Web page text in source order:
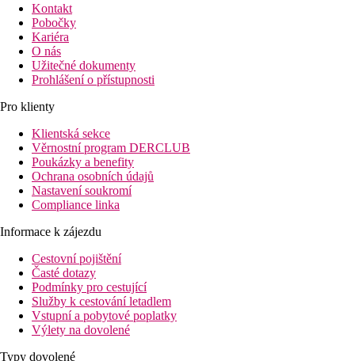
Kontakt
Pobočky
Kariéra
O nás
Užitečné dokumenty
Prohlášení o přístupnosti
Pro klienty
Klientská sekce
Věrnostní program DERCLUB
Poukázky a benefity
Ochrana osobních údajů
Nastavení soukromí
Compliance linka
Informace k zájezdu
Cestovní pojištění
Časté dotazy
Podmínky pro cestující
Služby k cestování letadlem
Vstupní a pobytové poplatky
Výlety na dovolené
Typy dovolené